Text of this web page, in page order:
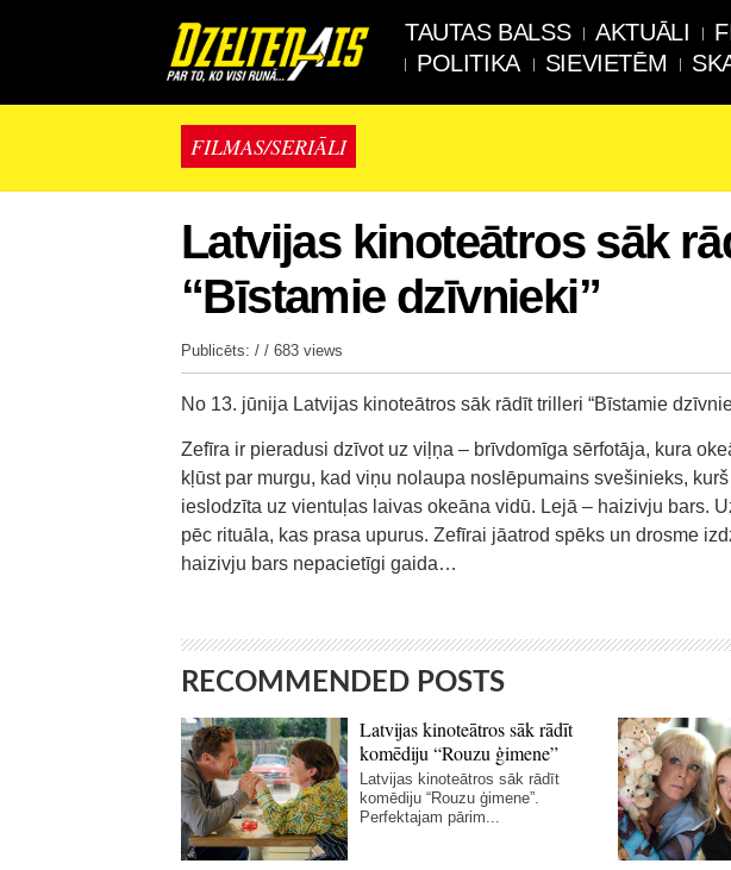
TAUTAS BALSS AKTUĀLI
POLITIKA
SIEVIETĒM
FILMAS/SERIĀLI
Latvijas kinoteātros sāk
“Bīstamie dzīvnieki”
Publicēts: / / 683 views
No 13. jūnija Latvijas kinoteātros sāk rādīt trilleri “Bīstamie
Zefīra ir pieradusi dzīvot uz viļņa – brīvdomīga sērfotāja, kura
kļūst par murgu, kad viņu nolaupa noslēpumains svešinieks,
ieslodzīta uz vientuļas laivas okeāna vidū. Lejā – haizivju bars.
pēc rituāla, kas prasa upurus. Zefīrai jāatrod spēks un drosme
haizivju bars nepacietīgi gaida…
RECOMMENDED POSTS
Latvijas kinoteātros sāk rādīt
komēdiju “Rouzu ģimene”
Latvijas kinoteātros sāk rādīt
komēdiju “Rouzu ģimene”.
Perfektajam pārim...